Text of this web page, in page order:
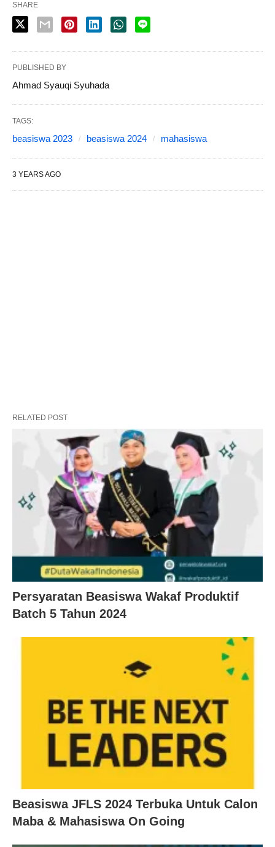
SHARE
PUBLISHED BY
Ahmad Syauqi Syuhada
TAGS:
beasiswa 2023 beasiswa 2024 mahasiswa
3 YEARS AGO
RELATED POST
Persyaratan Beasiswa Wakaf Produktif
Batch 5 Tahun 2024
Beasiswa JFLS 2024 Terbuka Untuk Calon
Maba & Mahasiswa On Going